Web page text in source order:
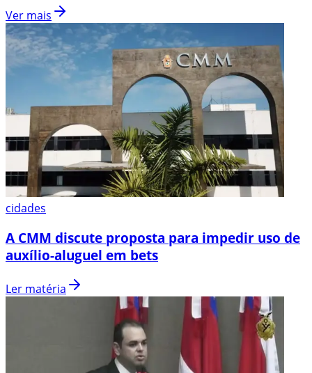
Ver mais
cidades
A CMM discute proposta para impedir uso de
auxílio-aluguel em bets
Ler matéria